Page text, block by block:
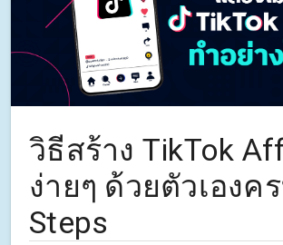
วิธีสร้าง TikTok
ง่ายๆ ด้วยตัวเองค
Steps